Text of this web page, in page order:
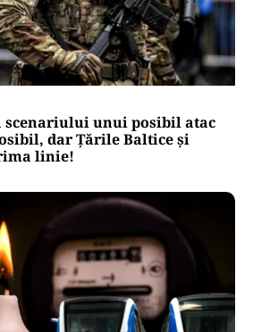
scenariului unui posibil atac
dar Țările Baltice și
linie!